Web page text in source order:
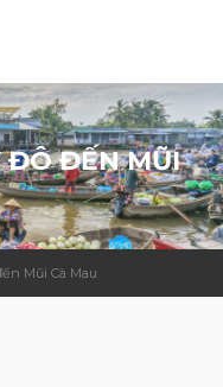
ĐÔ ĐẾN MŨI
Mũi Cà Mau